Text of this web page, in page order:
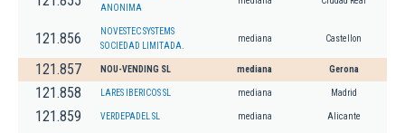
ANONIMA
121.856
NOVESTEC SYSTEMS
SOCIEDAD LIMITADA.
mediana Castellon
121.857 NOU-VENDING SL mediana Gerona
121.858 LARES IBERICOS SL mediana Madrid
121.859 VERDEPADEL SL mediana Alicante